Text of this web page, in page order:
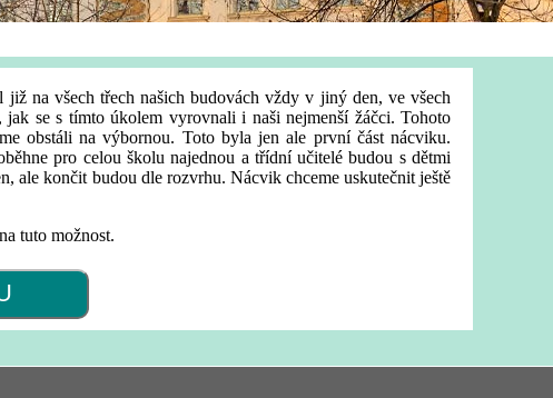
na všech třech našich budovách vždy v jiný den, ve všech
se s tímto úkolem vyrovnali i naši nejmenší žáčci. Tohoto
obstáli na výbornou. Toto byla jen ale první část nácviku.
pro celou školu najednou a třídní učitelé budou s dětmi
ale končit budou dle rozvrhu. Nácvik chceme uskutečnit ještě
tuto možnost.